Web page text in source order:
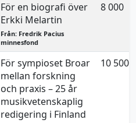
För en biografi över
Erkki Melartin
Från: Fredrik Pacius
minnesfond
8 000
För sympioset Broar
mellan forskning
och praxis – 25 år
musikvetenskaplig
redigering i Finland
10 500